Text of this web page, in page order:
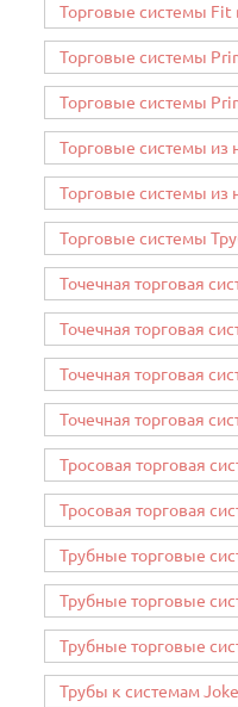
Торговые системы Fit
Торговые системы
Торговые системы
Торговые системы из
Торговые системы из
Торговые системы
Точечная торговая
Точечная торговая
Точечная торговая
Точечная торговая
Тросовая торговая
Тросовая торговая
Трубные торговые
Трубные торговые
Трубные торговые
Трубы к системам